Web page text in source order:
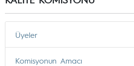
Üyeler
Komisyonun Amacı